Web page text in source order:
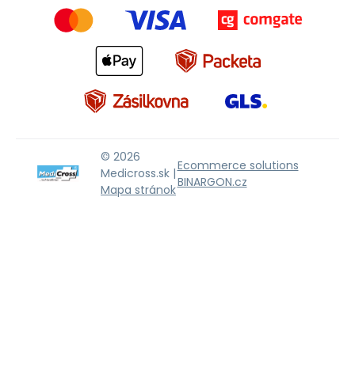
© 2026
Medicross.sk |
Mapa stránok
Ecommerce solutions
BINARGON.cz